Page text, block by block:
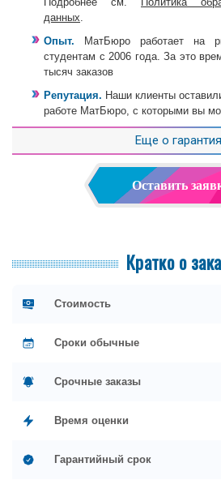
данных
Опыт. МатБюро работает на
студентам с 2006 года. За это
тысяч заказов
Репутация. Наши клиенты
работе МатБюро, с которыми вы
Еще о
Оставить
Кратко о
Стоимость
Сроки обычные
Срочные заказы
Время оценки
Гарантийный срок